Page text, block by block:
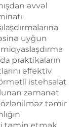
əvvəl
uyğun
praktikaların
effektiv
istehsalat
zəmanət
təmir